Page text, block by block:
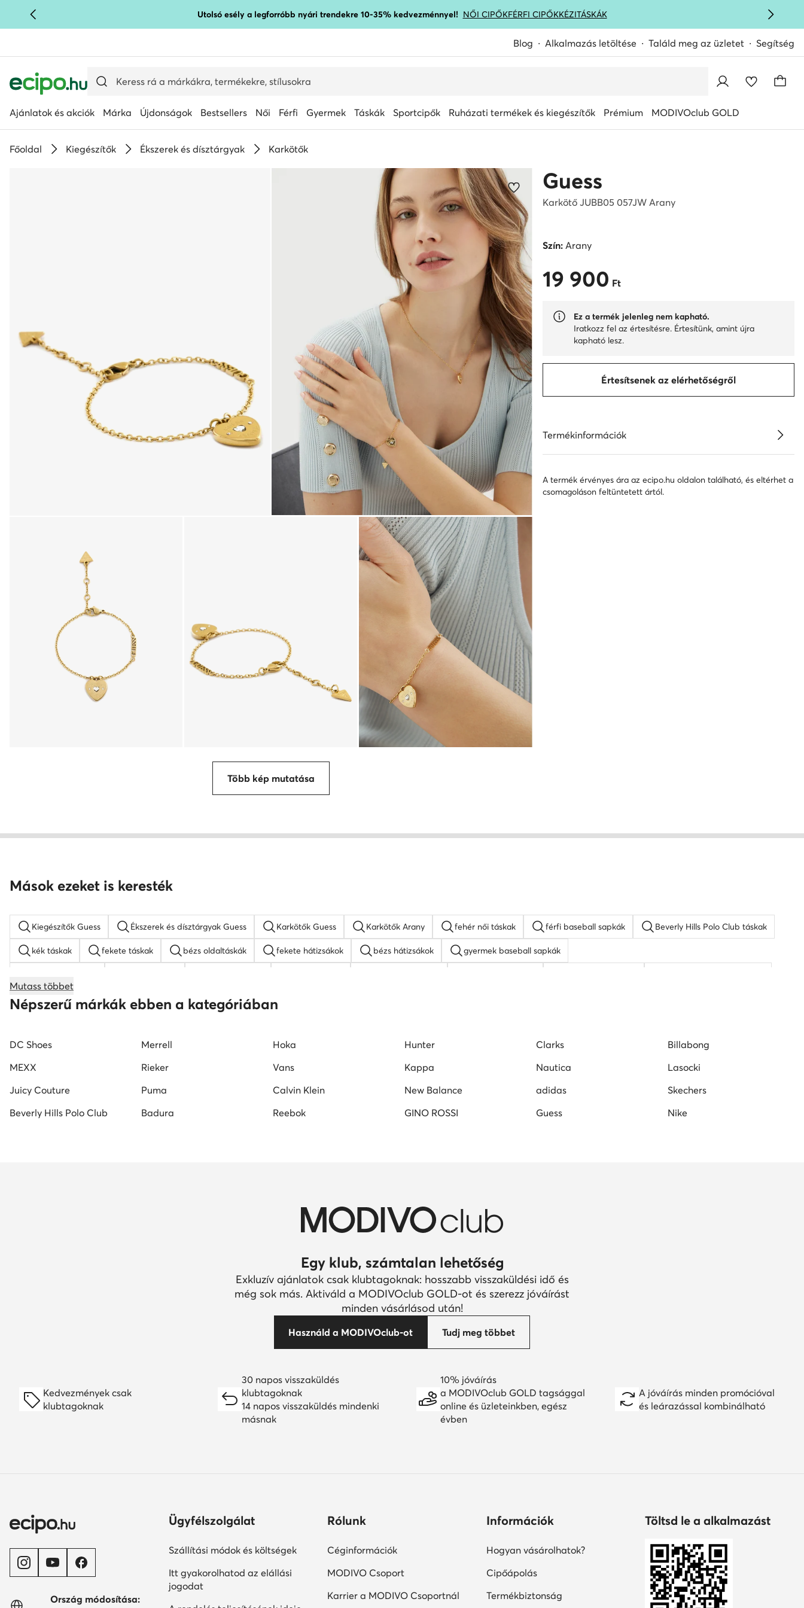
UGRÁS A FŐ TARTALOMRA Utolsó esély a legforróbb nyári trendekre 10-35% kedvezménnyel! NŐI CIPŐKFÉRFI CIPŐKKÉZITÁSKÁK
Blog Alkalmazás letöltése Találd meg az üzletet Segítség
Ajánlatok és akciók Márka Újdonságok Bestsellers Női Férfi Gyermek Táskák Sportcipők Ruházati termékek és kiegészítők Prémium MODIVOclub GOLD
Főoldal Kiegészítők Ékszerek és dísztárgyak Karkötők
Több kép mutatása
Guess
Karkötő JUBB05 057JW Arany
Szín:Arany
19 900 Ft
19 900 Ft
Ez a termék jelenleg nem kapható.
Iratkozz fel az értesítésre. Értesítünk, amint újra
kapható lesz.
Értesítsenek az elérhetőségről
Termékinformációk
A termék érvényes ára az ecipo.hu oldalon található, és eltérhet a
csomagoláson feltüntetett ártól.
Mások ezeket is keresték
Kiegészítők Guess Ékszerek és dísztárgyak Guess Karkötők Guess Karkötők Arany fehér női táskak férfi baseball sapkák Beverly Hills Polo Club táskak
kék táskak fekete táskak bézs oldaltáskák fekete hátizsákok bézs hátizsákok gyermek baseball sapkák
bőr táskak Nine West táskak fekete oldaltáskák
Mutass többet
Népszerű márkák ebben a kategóriában
DC Shoes Merrell Hoka Hunter Clarks
Billabong
MEXX
Rieker Vans Kappa Nautica
Lasocki
Juicy Couture
Puma Calvin Klein New Balance adidas
Skechers
Beverly Hills Polo Club
Badura Reebok GINO ROSSI Guess Nike
Egy klub, számtalan lehetőség
Exkluzív ajánlatok csak klubtagoknak: hosszabb visszaküldési idő és
még sok más. Aktiváld a MODIVOclub GOLD-ot és szerezz jóváírást
minden vásárlásod után!
Használd a MODIVOclub-ot Tudj meg többet
Kedvezmények csak
klubtagoknak
30 napos visszaküldés
klubtagoknak
14 napos visszaküldés mindenki
másnak
10% jóváírás
a MODIVOclub GOLD tagsággal
online és üzleteinkben, egész
évben
A jóváírás minden promócióval
és leárazással kombinálható
Ország módosítása:
Ügyfélszolgálat
Szállítási módok és költségek
Itt gyakorolhatod az elállási
jogodat
Rólunk
Céginformációk
MODIVO Csoport
Karrier a MODIVO Csoportnál
Információk
Hogyan vásárolhatok?
Cipőápolás
Termékbiztonság
Töltsd le a alkalmazást